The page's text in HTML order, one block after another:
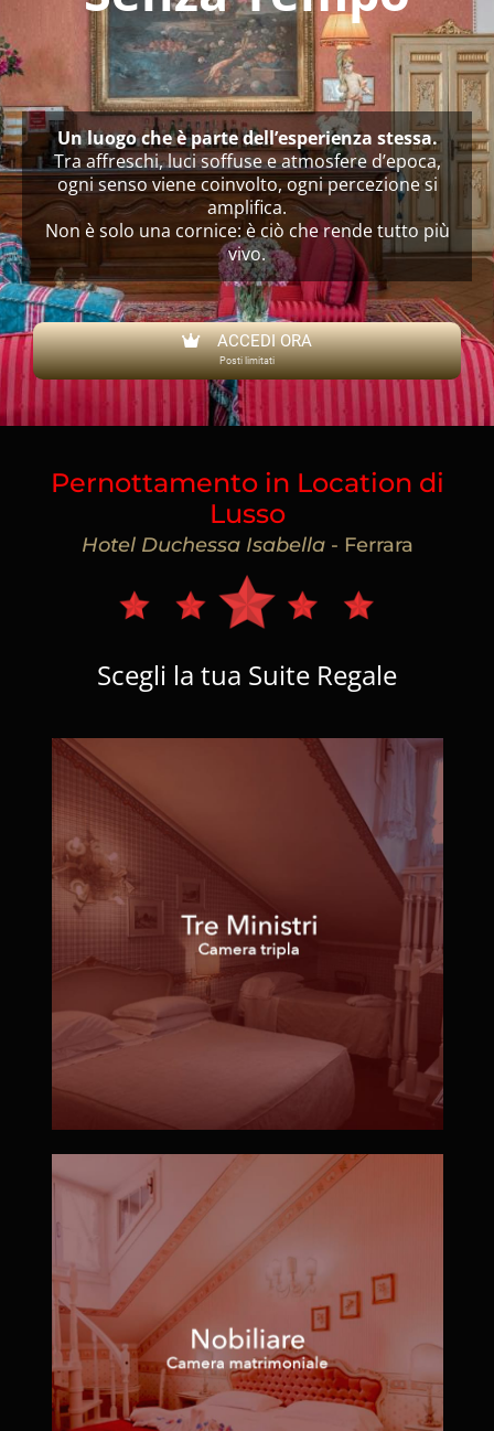
Un luogo che è parte dell’esperienza stessa.
Tra affreschi, luci soffuse e atmosfere d’epoca,
ogni senso viene coinvolto, ogni percezione si
amplifica.
Non è solo una cornice: è ciò che rende tutto più
vivo.
ACCEDI ORA
Posti limitati
Pernottamento in Location di
Lusso
Hotel Duchessa Isabella- Ferrara
Scegli la tua Suite Regale